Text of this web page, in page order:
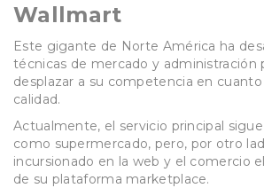
Wallmart
Este gigante de Norte América ha
técnicas de mercado y administración
desplazar a su competencia en
calidad.
Actualmente, el servicio principal
como supermercado, pero, por otro
incursionado en la web y el comercio
de su plataforma marketplace.